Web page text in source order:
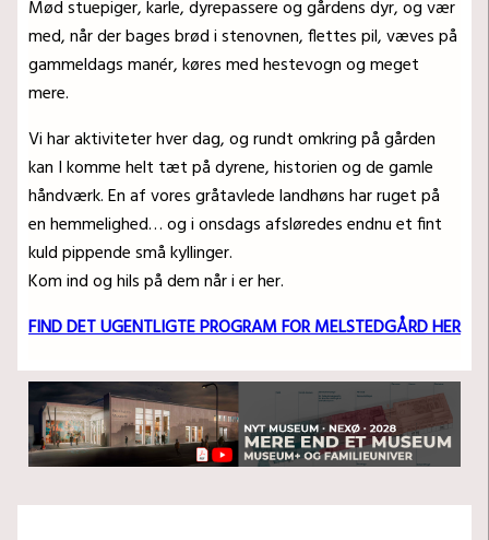
Mød stuepiger, karle, dyrepassere og gårdens dyr, og vær
med, når der bages brød i stenovnen, flettes pil, væves på
gammeldags manér, køres med hestevogn og meget
mere.
Vi har aktiviteter hver dag, og rundt omkring på gården
kan I komme helt tæt på dyrene, historien og de gamle
håndværk. En af vores gråtavlede landhøns har ruget på
en hemmelighed… og i onsdags afsløredes endnu et fint
kuld pippende små kyllinger.
Kom ind og hils på dem når i er her.
FIND DET UGENTLIGTE PROGRAM FOR MELSTEDGÅRD HER